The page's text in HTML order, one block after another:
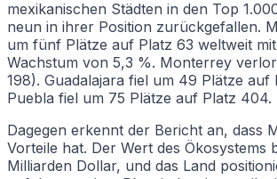
mexikanischen Städten in den Top
neun in ihrer Position zurückgefallen.
um fünf Plätze auf Platz 63 weltweit
Wachstum von 5,3 %. Monterrey
198). Guadalajara fiel um 49 Plätze auf
Puebla fiel um 75 Plätze auf Platz 404.
Dagegen erkennt der Bericht an, dass
Vorteile hat. Der Wert des Ökosystems
Milliarden Dollar, und das Land